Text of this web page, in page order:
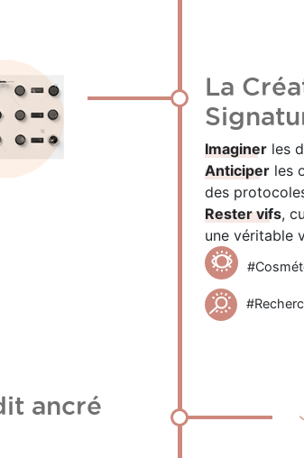
La
Imaginerles
Anticiperles
des
Rester vifs,
une véritable
ancré